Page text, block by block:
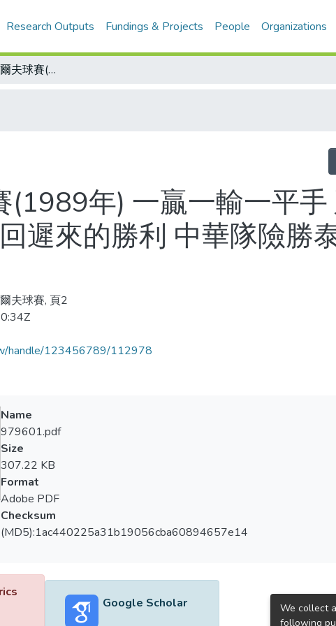
Research Outputs Fundings & Projects People Organizations
登喜路杯世界高爾夫球賽(1989年) 一贏一輸一平手 延長兩洞決勝負 余錦漢將功贖罪 搶回遲來的勝利 中華隊險勝泰國今戰韓國阿里郎
年) 一贏一輸一平
遲來的勝利 中華隊險勝
夫球賽, 頁2
handle/123456789/112978
Name
979601.pdf
Size
307.22 KB
Format
Adobe PDF
Checksum
(MD5):1ac440225a31b19056cba60894657e14
Google Scholar
We collect
following